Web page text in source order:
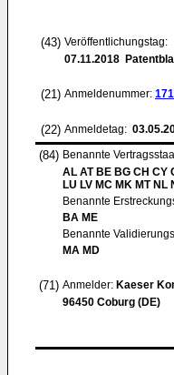
(43) Veröffentlichungstag:
07.11.2018
(21) Anmeldenummer:
(22) Anmeldetag:
(84) Benannte
AL AT BE BG CH CY
LU LV MC MK MT NL
Benannte
BA ME
Benannte
MA MD
(71) Anmelder: Kaeser
96450 Coburg (DE)